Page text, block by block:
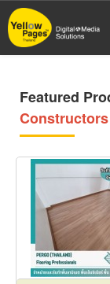
Skip
to
main
Featured